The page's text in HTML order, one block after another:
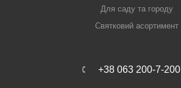
Для саду та городу
Святковий асортимент
+38 063 200-7-200